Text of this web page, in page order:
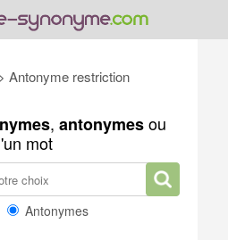
Antonyme restriction
, antonymesou
mot
Antonymes